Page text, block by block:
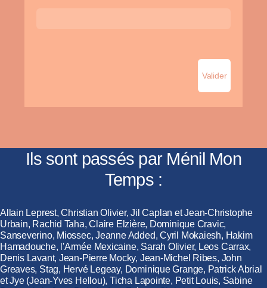
Ils sont passés par Ménil Mon
Temps :
Allain Leprest, Christian Olivier, Jil Caplan et Jean-Christophe
Urbain, Rachid Taha, Claire Elzière, Dominique Cravic,
Sanseverino, Miossec, Jeanne Added, Cyril Mokaiesh, Hakim
Hamadouche, l'Armée Mexicaine, Sarah Olivier, Leos Carrax,
Denis Lavant, Jean-Pierre Mocky, Jean-Michel Ribes, John
Greaves, Stag, Hervé Legeay, Dominique Grange, Patrick Abrial
et Jye (Jean-Yves Hellou), Ticha Lapointe, Petit Louis, Sabine